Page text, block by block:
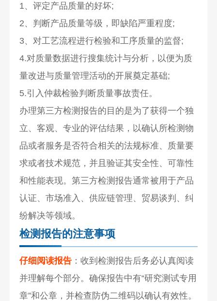
1、评定产品质量的好坏;
2、判断产品质量等级，即缺陷严重程度;
3、对工艺流程进行检验和工序质量的监督;
4.对质量数据进行搜集统计与分析，以便为质
量改进与质量管理活动的开展奠定基础;
5.引入仲裁检验判断质量事故责任。
办理第三方检测报告的目的是为了获得一个独
立、客观、专业的评估结果，以确认所检测物
品或者服务是否符合相关的法规标准、质量要
求或者技术规范，并且验证其安全性、可靠性
和性能表现。第三方检测报告通常被用于产品
认证、市场准入、供应链管理、贸易谈判、纠
纷解决等领域。
检测报告的注意事项
仔细阅读报告 ：收到检测报告后务必认真阅读
并理解每个部分。确保报告中有“研究测试专用
章”和公章，并检查防伪二维码以确认有效性。